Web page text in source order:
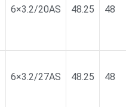
6×3.2/20AS 48.25 48
6×3.2/27AS 48.25 48